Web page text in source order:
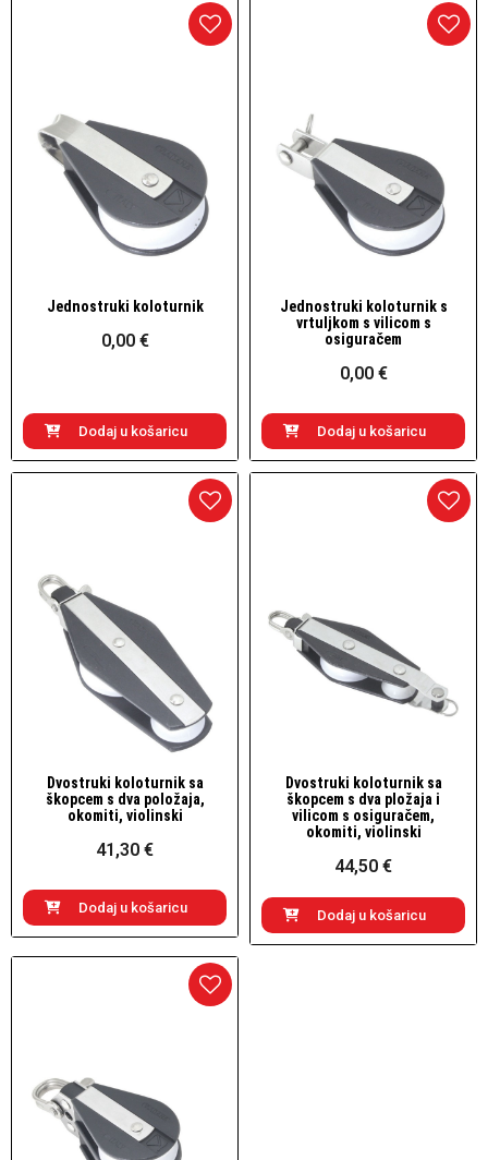
Brzi pogled
Jednostruki koloturnik
0,00 €
Dodaj u košaricu
Brzi pogled
Jednostruki koloturnik s
vrtuljkom s vilicom s
osiguračem
0,00 €
Dodaj u košaricu
Brzi pogled
Dvostruki koloturnik sa
škopcem s dva položaja,
okomiti, violinski
41,30 €
Dodaj u košaricu
Brzi pogled
Dvostruki koloturnik sa
škopcem s dva pložaja i
vilicom s osiguračem,
okomiti, violinski
44,50 €
Dodaj u košaricu